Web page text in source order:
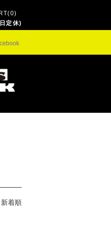
定休)
新着順